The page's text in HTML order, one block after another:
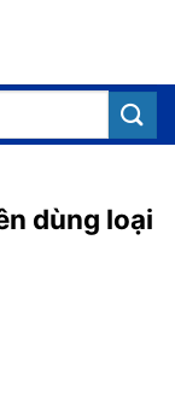
dùng loại